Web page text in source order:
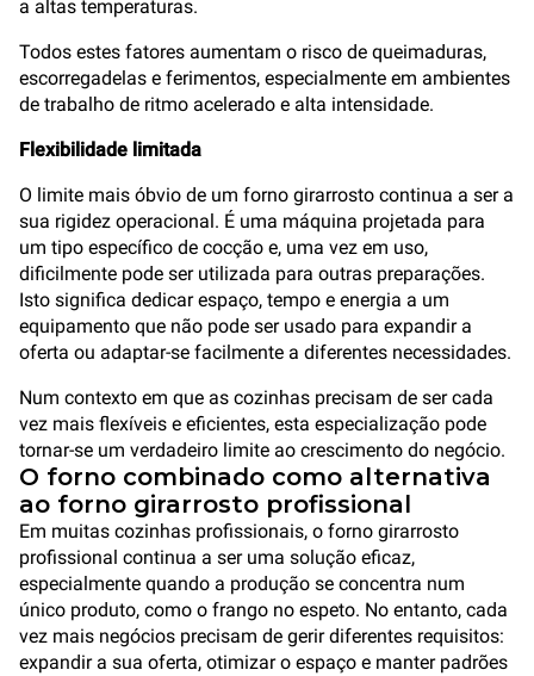
a altas temperaturas.
Todos estes fatores aumentam o risco de queimaduras,
escorregadelas e ferimentos, especialmente em ambientes
de trabalho de ritmo acelerado e alta intensidade.
Flexibilidade limitada
O limite mais óbvio de um forno girarrosto continua a ser a
sua rigidez operacional. É uma máquina projetada para
um tipo específico de cocção e, uma vez em uso,
dificilmente pode ser utilizada para outras preparações.
Isto significa dedicar espaço, tempo e energia a um
equipamento que não pode ser usado para expandir a
oferta ou adaptar-se facilmente a diferentes necessidades.
Num contexto em que as cozinhas precisam de ser cada
vez mais flexíveis e eficientes, esta especialização pode
tornar-se um verdadeiro limite ao crescimento do negócio.
O forno combinado como alternativa
ao forno girarrosto profissional
Em muitas cozinhas profissionais, o forno girarrosto
profissional continua a ser uma solução eficaz,
especialmente quando a produção se concentra num
único produto, como o frango no espeto. No entanto, cada
vez mais negócios precisam de gerir diferentes requisitos:
expandir a sua oferta, otimizar o espaço e manter padrões